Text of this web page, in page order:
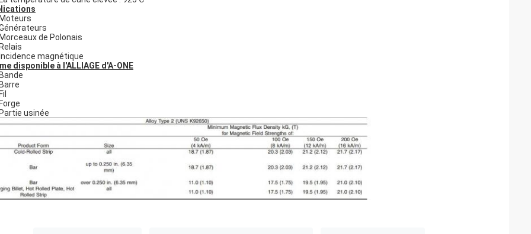
Moteurs
Morceaux de Polonais
Relais
Incidence magnétique
disponible à l'ALLIAGE d'A-ONE
Bande
Barre
Fil
Forge
Partie usinée